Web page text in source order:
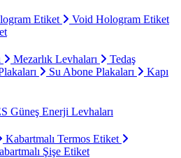
Etiket
Void Hologram Etiket
Mezarlık Levhaları
Tedaş
Su Abone Plakaları
Kapı
Güneş Enerji Levhaları
Kabartmalı Termos Etiket
Şişe Etiket